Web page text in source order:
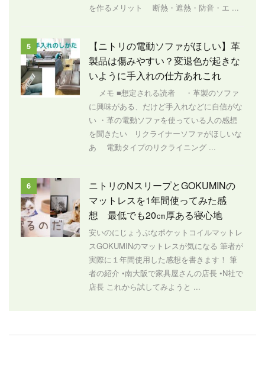
を作るメリット 断熱・遮熱・防音・エ ...
5
【ニトリの電動ソファがほしい】革
製品は傷みやすい？変退色が起きな
いように手入れの仕方あれこれ
メモ ■想定される読者 ・革製のソファ
に興味がある、だけど手入れなどに自信がな
い ・革の電動ソファを使っている人の感想
を聞きたい リクライナーソファがほしいな
あ 電動タイプのリクライニング ...
6
ニトリのNスリープとGOKUMINの
マットレスを1年間使ってみた感
想 最低でも20㎝厚ある寝心地
安いのにじょうぶなポケットコイルマットレ
スGOKUMINのマットレスが気になる 筆者が
実際に１年間使用した感想を書きます！ 筆
者の紹介 •南大阪で家具屋さんの店長 •N社で
店長 これから試してみようと ...